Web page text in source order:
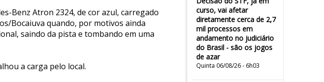
curso, vai afetar
diretamente cerca de 2,7
mil processos em
andamento no judiciário
do Brasil - são os jogos
de azar
Quinta 06/08/26 - 6h03
Benz Atron 2324, de cor azul, carregado
Bocaiuva quando, por motivos ainda
saindo da pista e tombando em uma
a carga pelo local.